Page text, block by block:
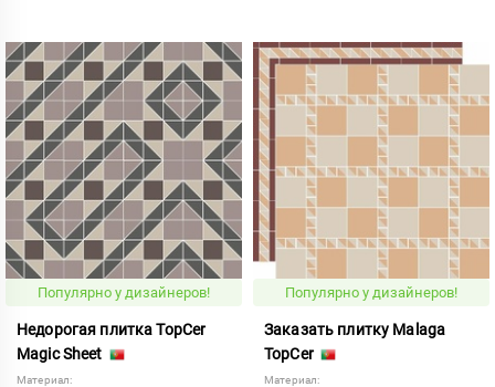
Популярно у дизайнеров!
Недорогая плитка TopCer
Magic Sheet
Материал:
Популярно у дизайнеров!
Заказать плитку Malaga
TopCer
Материал: